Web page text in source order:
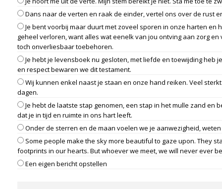
Dans naar de verten en raak de einder, vertel ons over de rust
Je bent voorbij maar duurt met zoveel sporen in onze harten en
geheel verloren, want alles wat eenelk van jou ontving aan zorg
toch onverliesbaar toebehoren.
Je hebt je levensboek nu gesloten, met liefde en toewijding heb
en respect bewaren we dit testament.
Wij kunnen enkel naast je staan en onze hand reiken. Veel
dagen.
Je hebt de laatste stap genomen, een stap in het mulle zand en
dat je in tijd en ruimte in ons hart leeft.
Onder de sterren en de maan voelen we je aanwezigheid,
Some people make the sky more beautiful to gaze upon. They
footprints in our hearts. But whoever we meet, we will never ever
Een eigen bericht opstellen